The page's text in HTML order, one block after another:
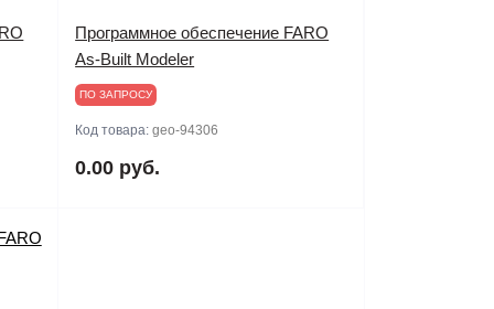
Программное обеспечение FARO
As-Built Modeler
ПО ЗАПРОСУ
Код товара:geo-94306
0.00 руб.